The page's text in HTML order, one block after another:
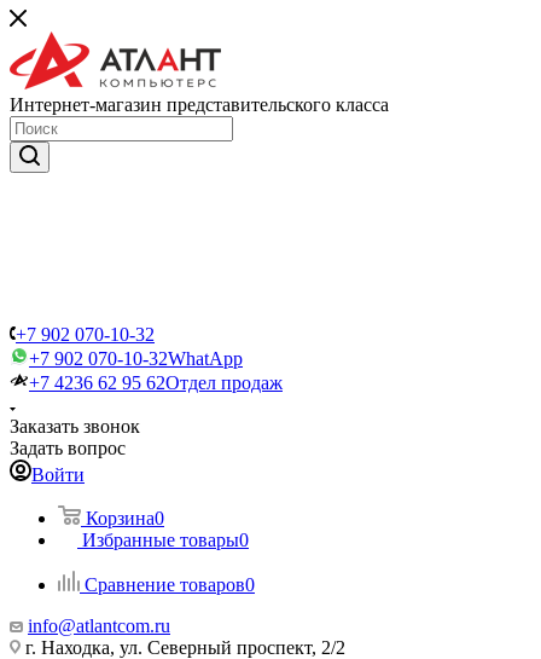
Интернет-магазин представительского класса
+7 902 070-10-32
+7 902 070-10-32WhatApp
+7 4236 62 95 62Отдел продаж
Заказать звонок
Задать вопрос
Войти
Корзина0
Избранные товары0
Сравнение товаров0
info@atlantcom.ru
г. Находка, ул. Северный проспект, 2/2